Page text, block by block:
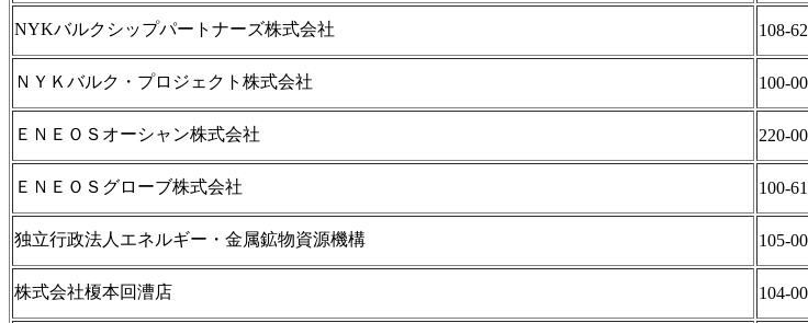
NYKバルクシップパートナーズ株式会社 108-
ＮＹＫバルク・プロジェクト株式会社 100-
ＥＮＥＯＳオーシャン株式会社 220-
ＥＮＥＯＳグローブ株式会社 100-
独立行政法人エネルギー・金属鉱物資源機構 105-
株式会社榎本回漕店 104-